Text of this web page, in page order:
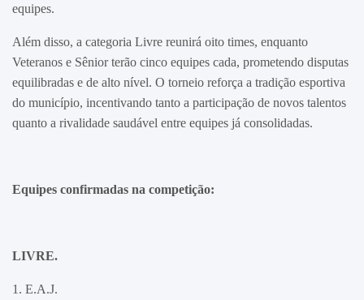
equipes.
Além disso, a categoria Livre reunirá oito times, enquanto
Veteranos e Sênior terão cinco equipes cada, prometendo disputas
equilibradas e de alto nível. O torneio reforça a tradição esportiva
do município, incentivando tanto a participação de novos talentos
quanto a rivalidade saudável entre equipes já consolidadas.
Equipes confirmadas na competição:
LIVRE.
1. E.A.J.